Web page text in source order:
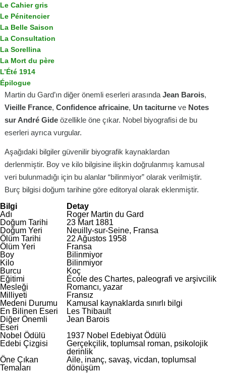
Le Cahier gris
Le Pénitencier
La Belle Saison
La Consultation
La Sorellina
La Mort du père
L’Été 1914
Épilogue
Martin du Gard’ın diğer önemli eserleri arasında Jean Barois,
Vieille France, Confidence africaine, Un taciturne ve Notes
sur André Gide özellikle öne çıkar. Nobel biyografisi de bu
eserleri ayrıca vurgular.
Aşağıdaki bilgiler güvenilir biyografik kaynaklardan
derlenmiştir. Boy ve kilo bilgisine ilişkin doğrulanmış kamusal
veri bulunmadığı için bu alanlar “bilinmiyor” olarak verilmiştir.
Burç bilgisi doğum tarihine göre editoryal olarak eklenmiştir.
Bilgi
Detay
Adı
Roger Martin du Gard
Doğum Tarihi
23 Mart 1881
Doğum Yeri
Neuilly-sur-Seine, Fransa
Ölüm Tarihi
22 Ağustos 1958
Ölüm Yeri
Fransa
Boy
Bilinmiyor
Kilo
Bilinmiyor
Burcu
Koç
Eğitimi
École des Chartes, paleografi ve arşivcilik
Mesleği
Romancı, yazar
Milliyeti
Fransız
Medeni Durumu
Kamusal kaynaklarda sınırlı bilgi
En Bilinen Eseri
Les Thibault
Diğer Önemli
Eseri
Jean Barois
Nobel Ödülü
1937 Nobel Edebiyat Ödülü
Edebi Çizgisi
Gerçekçilik, toplumsal roman, psikolojik
derinlik
Öne Çıkan
Temaları
Aile, inanç, savaş, vicdan, toplumsal
dönüşüm